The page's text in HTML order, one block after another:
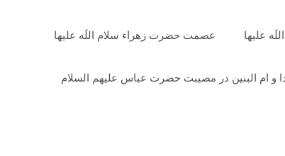
علیها عصمت حضرت زهراء سلام اللَه علیها
و ام البنین در مصیبت حضرت عباس علیهم السلام